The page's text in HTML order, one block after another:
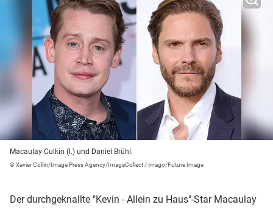
Macaulay Culkin (l.) und Daniel Brühl.
© Xavier Collin/Image Press Agency/ImageCollect / imago/Future Image
Der durchgeknallte "Kevin - Allein zu Haus"-Star Macaulay